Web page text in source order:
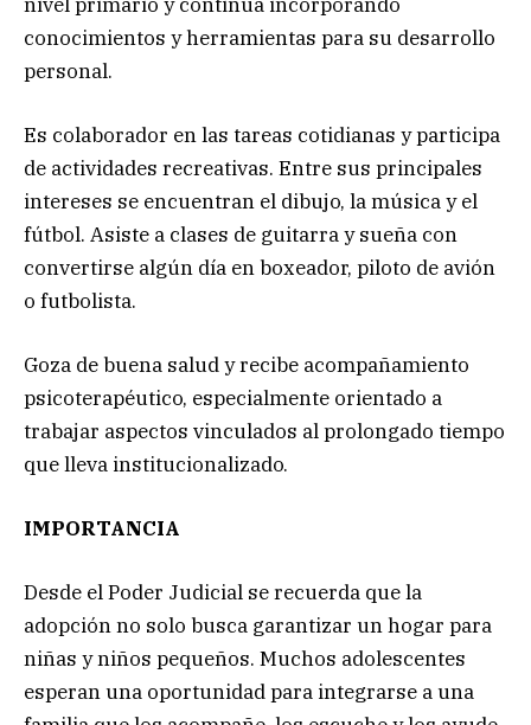
conocimientos y herramientas para su desarrollo
personal.
Es colaborador en las tareas cotidianas y participa
de actividades recreativas. Entre sus principales
intereses se encuentran el dibujo, la música y el
fútbol. Asiste a clases de guitarra y sueña con
convertirse algún día en boxeador, piloto de avión
o futbolista.
Goza de buena salud y recibe acompañamiento
psicoterapéutico, especialmente orientado a
trabajar aspectos vinculados al prolongado tiempo
que lleva institucionalizado.
IMPORTANCIA
Desde el Poder Judicial se recuerda que la
adopción no solo busca garantizar un hogar para
niñas y niños pequeños. Muchos adolescentes
esperan una oportunidad para integrarse a una